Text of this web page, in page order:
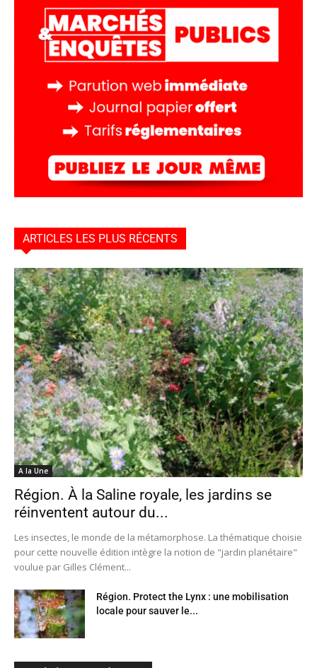
ARTICLES LES PLUS RÉCENTS
A la Une
Région. À la Saline royale, les jardins se
réinventent autour du...
Les insectes, le monde de la métamorphose. La thématique choisie
pour cette nouvelle édition intègre la notion de "jardin planétaire"
voulue par Gilles Clément...
Région. Protect the Lynx : une mobilisation
locale pour sauver le...